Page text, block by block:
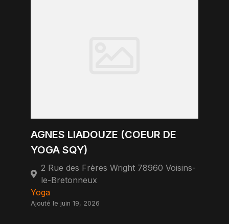
AGNES LIADOUZE (COEUR DE
YOGA SQY)
2 Rue des Frères Wright 78960 Voisins-
le-Bretonneux
Yoga
Ajouté le juin 19, 2026